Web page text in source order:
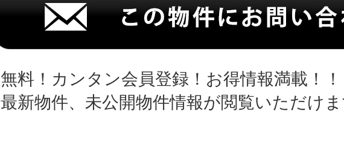
無料！カンタン会員登録！お得情報満載！！
最新物件、未公開物件情報が閲覧いただけ